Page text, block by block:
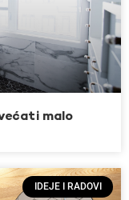
malo
IDEJE I RADOVI